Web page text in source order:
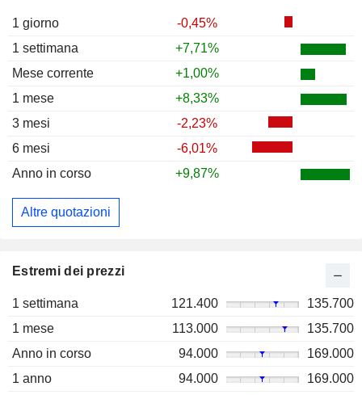
1 giorno
-0,45%
1 settimana
+7,71%
Mese corrente
+1,00%
1 mese
+8,33%
3 mesi
-2,23%
6 mesi
-6,01%
Anno in corso
+9,87%
Altre quotazioni
Estremi dei prezzi
1 settimana 121.400
135.700
1 mese
113.000
135.700
Anno in corso
94.000
169.000
1 anno
94.000
169.000